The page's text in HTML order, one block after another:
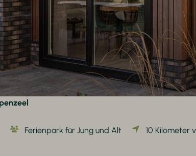
Ferienpark für Jung und Alt 10 Kilometer